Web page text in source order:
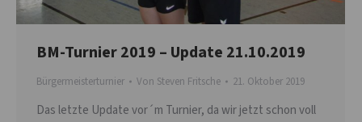
BM-Turnier 2019 – Update 21.10.2019
Bürgermeisterturnier Von Steven Fritsche 21. Oktober 2019
Das letzte Update vor´m Turnier, da wir jetzt schon voll